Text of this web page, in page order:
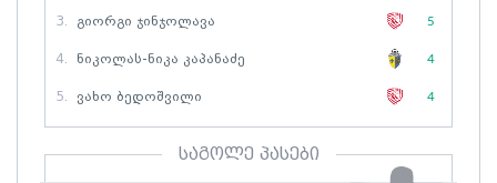
3. Გიორგი Ჯინჯოლავა 5
4. Ნიკოლას-Ნიკა Კაპანაძე 4
5. Ვახო Ბედოშვილი 4
საგოლე პასები